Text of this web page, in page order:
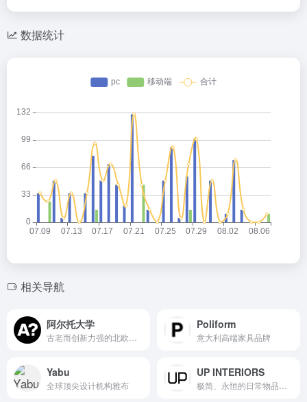
数据统计
相关导航
阿尔托大学 Poliform
意大利高端家具品牌
Yabu
全球顶尖设计机构雅布
UP INTERIORS